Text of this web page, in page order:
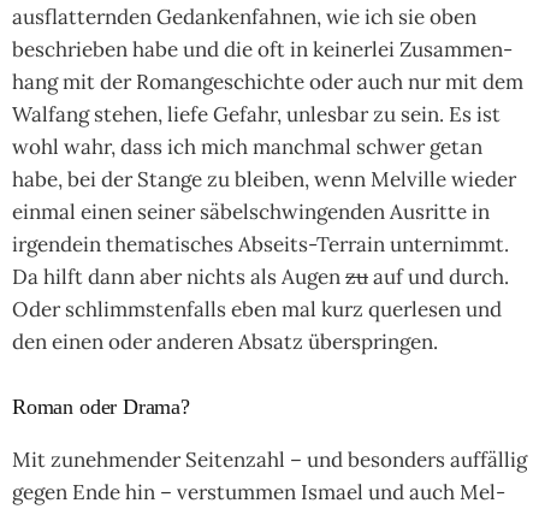
aus­flat­tern­den Gedan­ken­fah­nen, wie ich sie oben
beschrie­ben habe und die oft in kei­ner­lei Zusam­men­
hang mit der Roman­ge­schich­te oder auch nur mit dem
Wal­fang ste­hen, liefe Gefahr, unles­bar zu sein. Es ist
wohl wahr, dass ich mich manch­mal schwer getan
habe, bei der Stange zu blei­ben, wenn Mel­ville wie­der
ein­mal einen sei­ner säbel­schwin­gen­den Aus­ritte in
irgend­ein the­mati­sches Abseits-Ter­rain unter­nimmt.
Da hilft dann aber nichts als Augenzuauf und durch.
Oder schlimms­ten­falls eben mal kurz quer­le­sen und
den einen oder ande­ren Absatz über­sprin­gen.
Roman oder Drama?
Mit zuneh­men­der Sei­ten­zahl – und beson­ders auf­fäl­lig
gegen Ende hin – ver­stum­men Ismael und auch Mel­